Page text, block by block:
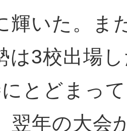
輝いた。ま
は3校出場
とどまっ
翌年の大会